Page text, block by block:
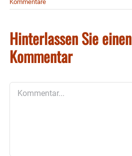
Kommentare
Hinterlassen Sie einen
Kommentar